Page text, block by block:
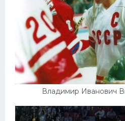
Владимир Иванович